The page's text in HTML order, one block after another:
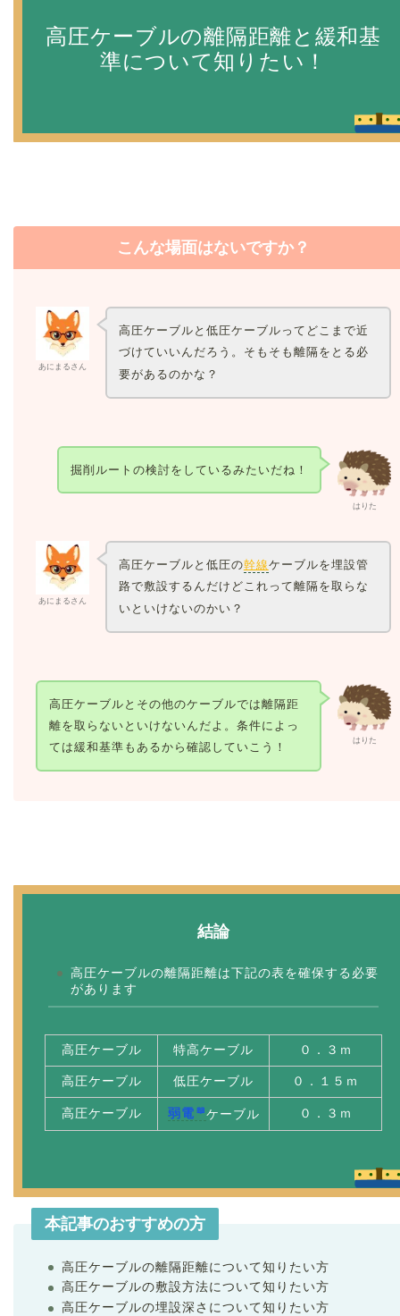
高圧ケーブルの離隔距離と緩和基
準について知りたい！
こんな場面はないですか？
あにまるさん
高圧ケーブルと低圧ケーブルってどこまで近
づけていいんだろう。そもそも離隔をとる必
要があるのかな？
はりた
掘削ルートの検討をしているみたいだね！
あにまるさん
高圧ケーブルと低圧の幹線ケーブルを埋設管
路で敷設するんだけどこれって離隔を取らな
いといけないのかい？
はりた
高圧ケーブルとその他のケーブルでは離隔距
離を取らないといけないんだよ。条件によっ
ては緩和基準もあるから確認していこう！
結論
高圧ケーブルの離隔距離は下記の表を確保する必要
があります
高圧ケーブル 特高ケーブル ０．３ｍ
高圧ケーブル 低圧ケーブル ０．１５ｍ
高圧ケーブル 弱電 ケーブル ０．３ｍ
本記事のおすすめの方
高圧ケーブルの離隔距離について知りたい方
高圧ケーブルの敷設方法について知りたい方
高圧ケーブルの埋設深さについて知りたい方